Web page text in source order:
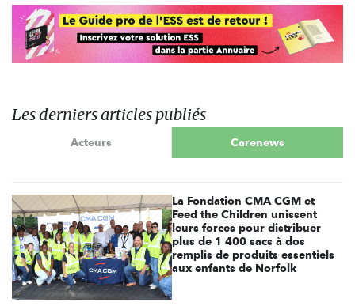
Les derniers articles publiés
Acteurs Carenews
La Fondation CMA CGM et
Feed the Children unissent
leurs forces pour distribuer
plus de 1 400 sacs à dos
remplis de produits essentiels
aux enfants de Norfolk